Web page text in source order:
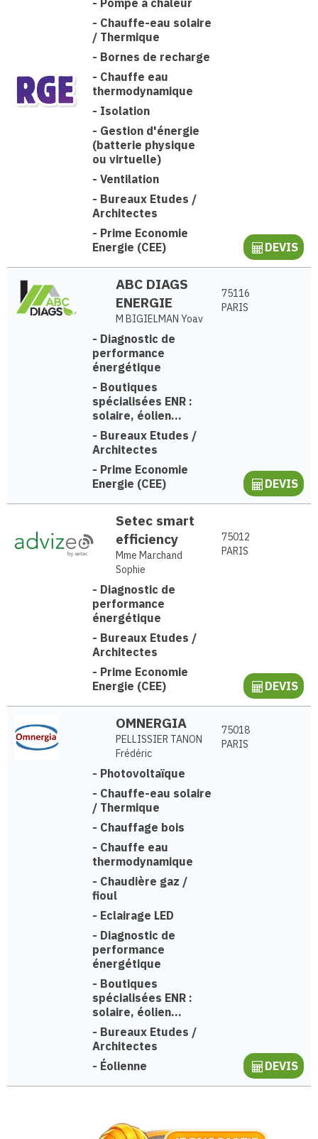
- Chauffe-eau solaire
/ Thermique
- Bornes de recharge
- Chauffe eau
thermodynamique
- Isolation
- Gestion d'énergie
(batterie physique
ou virtuelle)
- Ventilation
- Bureaux Etudes /
Architectes
- Prime Economie
Energie (CEE)
DEVIS
ABC DIAGS
ENERGIE
M BIGIELMAN Yoav
75116
PARIS
- Diagnostic de
performance
énergétique
- Boutiques
spécialisées ENR :
solaire, éolien...
- Bureaux Etudes /
Architectes
- Prime Economie
Energie (CEE)
DEVIS
Setec smart
efficiency
Mme Marchand
Sophie
75012
PARIS
- Diagnostic de
performance
énergétique
- Bureaux Etudes /
Architectes
- Prime Economie
Energie (CEE)
DEVIS
OMNERGIA
PELLISSIER TANON
Frédéric
75018
PARIS
- Photovoltaïque
- Chauffe-eau solaire
/ Thermique
- Chauffage bois
- Chauffe eau
thermodynamique
- Chaudière gaz /
fioul
- Eclairage LED
- Diagnostic de
performance
énergétique
- Boutiques
spécialisées ENR :
solaire, éolien...
- Bureaux Etudes /
Architectes
- Éolienne DEVIS